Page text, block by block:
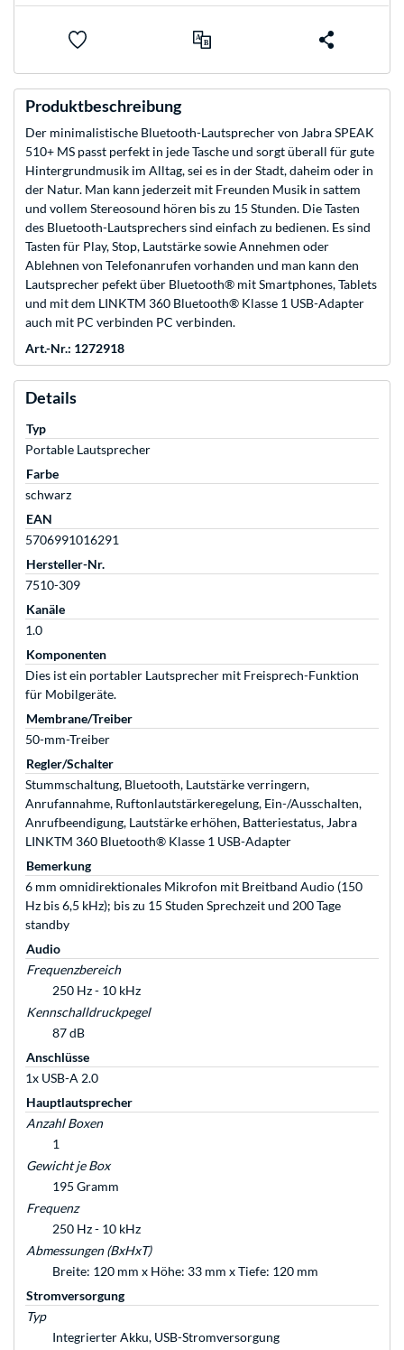
Produktbeschreibung
Der minimalistische Bluetooth-Lautsprecher von Jabra SPEAK
510+ MS passt perfekt in jede Tasche und sorgt überall für gute
Hintergrundmusik im Alltag, sei es in der Stadt, daheim oder in
der Natur. Man kann jederzeit mit Freunden Musik in sattem
und vollem Stereosound hören bis zu 15 Stunden. Die Tasten
des Bluetooth-Lautsprechers sind einfach zu bedienen. Es sind
Tasten für Play, Stop, Lautstärke sowie Annehmen oder
Ablehnen von Telefonanrufen vorhanden und man kann den
Lautsprecher pefekt über Bluetooth® mit Smartphones, Tablets
und mit dem LINKTM 360 Bluetooth® Klasse 1 USB-Adapter
auch mit PC verbinden PC verbinden.
Art.-Nr.: 1272918
Details
Typ
Portable Lautsprecher
Farbe
schwarz
EAN
5706991016291
Hersteller-Nr.
7510-309
Kanäle
1.0
Komponenten
Dies ist ein portabler Lautsprecher mit Freisprech-Funktion
für Mobilgeräte.
Membrane/Treiber
50-mm-Treiber
Regler/Schalter
Stummschaltung, Bluetooth, Lautstärke verringern,
Anrufannahme, Ruftonlautstärkeregelung, Ein-/Ausschalten,
Anrufbeendigung, Lautstärke erhöhen, Batteriestatus, Jabra
LINKTM 360 Bluetooth® Klasse 1 USB-Adapter
Bemerkung
6 mm omnidirektionales Mikrofon mit Breitband Audio (150
Hz bis 6,5 kHz); bis zu 15 Studen Sprechzeit und 200 Tage
standby
Audio
Frequenzbereich
250 Hz - 10 kHz
Kennschalldruckpegel
87 dB
Anschlüsse
1x USB-A 2.0
Hauptlautsprecher
Anzahl Boxen
1
Gewicht je Box
195 Gramm
Frequenz
250 Hz - 10 kHz
Abmessungen (BxHxT)
Breite: 120 mm x Höhe: 33 mm x Tiefe: 120 mm
Stromversorgung
Typ
Integrierter Akku, USB-Stromversorgung